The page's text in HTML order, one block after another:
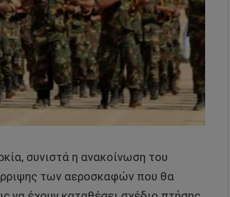
συνιστά η ανακοίνωση του
των αεροσκαφών που θα